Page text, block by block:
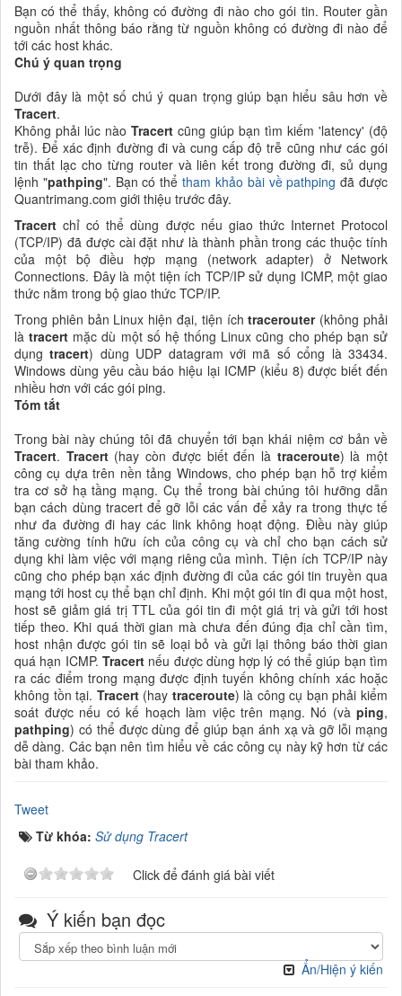
Bạn có thể thấy, không có đường đi nào cho gói tin. Router gần
nguồn nhất thông báo rằng từ nguồn không có đường đi nào để
tới các host khác.
Chú ý quan trọng
Dưới đây là một số chú ý quan trọng giúp bạn hiểu sâu hơn về
Tracert.
Không phải lúc nào Tracert cũng giúp bạn tìm kiếm 'latency' (độ
trễ). Để xác định đường đi và cung cấp độ trễ cũng như các gói
tin thất lạc cho từng router và liên kết trong đường đi, sủ dụng
lệnh "pathping". Bạn có thểtham khảo bài về pathping đã được
Quantrimang.com giới thiệu trước đây.
Tracert chỉ có thể dùng được nếu giao thức Internet Protocol
(TCP/IP) đã được cài đặt như là thành phần trong các thuộc tính
của một bộ điều hợp mạng (network adapter) ở Network
Connections. Đây là một tiện ích TCP/IP sử dụng ICMP, một giao
thức nằm trong bộ giao thức TCP/IP.
Trong phiên bản Linux hiện đại, tiện íchtracerouter(không phải
làtracert mặc dù một số hệ thống Linux cũng cho phép bạn sử
dụngtracert) dùng UDP datagram với mã số cổng là 33434.
Windows dùng yêu cầu báo hiệu lại ICMP (kiểu 8) được biết đến
nhiều hơn với các gói ping.
Tóm tắt
Trong bài này chúng tôi đã chuyển tới bạn khái niệm cơ bản về
Tracert. Tracert(hay còn được biết đến là traceroute) là một
công cụ dựa trên nền tảng Windows, cho phép bạn hỗ trợ kiểm
tra cơ sở hạ tầng mạng. Cụ thể trong bài chúng tôi hưỡng dẫn
bạn cách dùng tracert để gỡ lỗi các vấn để xảy ra trong thực tế
như đa đường đi hay các link không hoạt động. Điều này giúp
tăng cường tính hữu ích của công cụ và chỉ cho bạn cách sử
dụng khi làm việc với mạng riêng của mình. Tiện ích TCP/IP này
cũng cho phép bạn xác định đường đi của các gói tin truyền qua
mạng tới host cụ thể bạn chỉ định. Khi một gói tin đi qua một host,
host sẽ giảm giá trị TTL của gói tin đi một giá trị và gửi tới host
tiếp theo. Khi quá thời gian mà chưa đến đúng địa chỉ cần tìm,
host nhận được gói tin sẽ loại bỏ và gửi lại thông báo thời gian
quá hạn ICMP. Tracertnếu được dùng hợp lý có thể giúp bạn tìm
ra các điểm trong mạng được định tuyến không chính xác hoặc
không tồn tại. Tracert(hay traceroute) là công cụ bạn phải kiểm
soát được nếu có kế hoạch làm việc trên mạng. Nó (và ping,
pathping) có thể được dùng để giúp bạn ánh xạ và gỡ lỗi mạng
dễ dàng. Các bạn nên tìm hiểu về các công cụ này kỹ hơn từ các
bài tham khảo.
Tweet
Từ khóa: Sử dụng Tracert
Click để đánh giá bài viết
Ý kiến bạn đọc
Ẩn/Hiện ý kiến